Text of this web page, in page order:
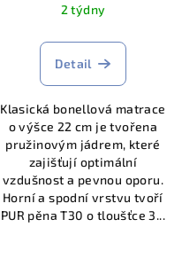
2 týdny
Detail
Klasická bonellová matrace
o výšce 22 cm je tvořena
pružinovým jádrem, které
zajišťují optimální
vzdušnost a pevnou oporu.
Horní a spodní vrstvu tvoří
PUR pěna T30 o tloušťce 3...